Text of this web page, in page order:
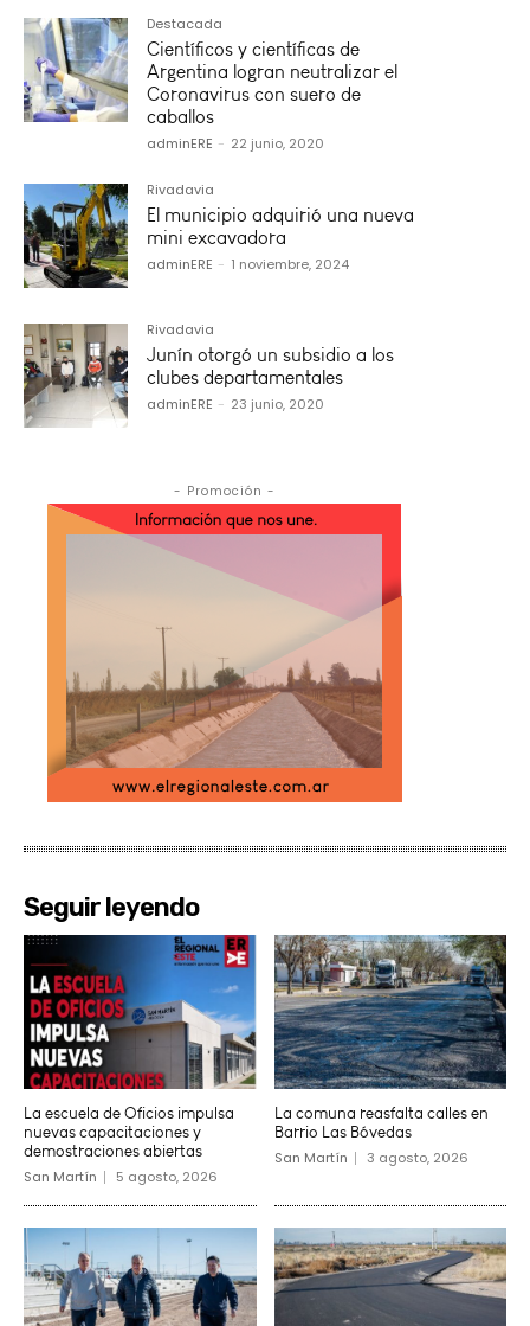
Destacada
Científicos y científicas de
Argentina logran neutralizar el
Coronavirus con suero de
caballos
adminERE - 22 junio, 2020
Rivadavia
El municipio adquirió una nueva
mini excavadora
adminERE - 1 noviembre, 2024
Rivadavia
Junín otorgó un subsidio a los
clubes departamentales
adminERE - 23 junio, 2020
- Promoción -
Seguir leyendo
La escuela de Oficios impulsa
nuevas capacitaciones y
demostraciones abiertas
San Martín 5 agosto, 2026
La comuna reasfalta calles en
Barrio Las Bóvedas
San Martín 3 agosto, 2026